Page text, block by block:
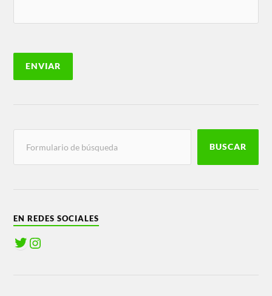
BUSCAR
EN REDES SOCIALES